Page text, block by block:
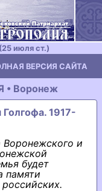
июля ст.)
ВЕРСИЯ САЙТА
Воронеж
Голгофа. 1917-
Воронежского и
будет
памяти